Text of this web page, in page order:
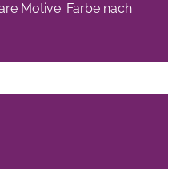
Motive: Farbe nach